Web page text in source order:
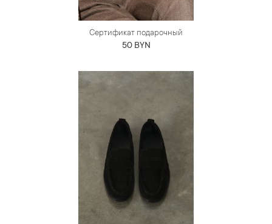
Сертификат подарочный
50 BYN